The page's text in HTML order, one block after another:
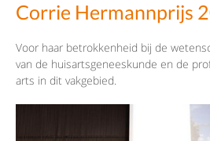
Corrie Hermannprijs
Voor haar betrokkenheid bij de
van de huisartsgeneeskunde en de
arts in dit vakgebied.